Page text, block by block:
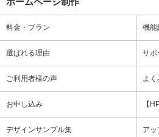
料金・プラン 機能
選ばれる理由 サポ
ご利用者様の声 よく
お申し込み 【
デザインサンプル集 アッ